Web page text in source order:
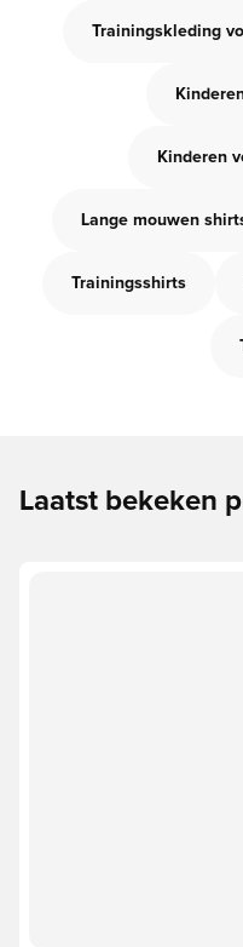
Trainingskleding
Kinderen
Lange mouwen
Trainingsshirts
Laatst bekeken